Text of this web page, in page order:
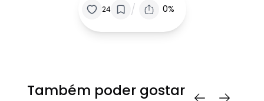
24 / 0%
Também poder gostar